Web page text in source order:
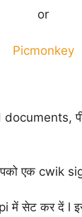
or
Picmonkey
documents,
एक cwik
में सेट कर दें l